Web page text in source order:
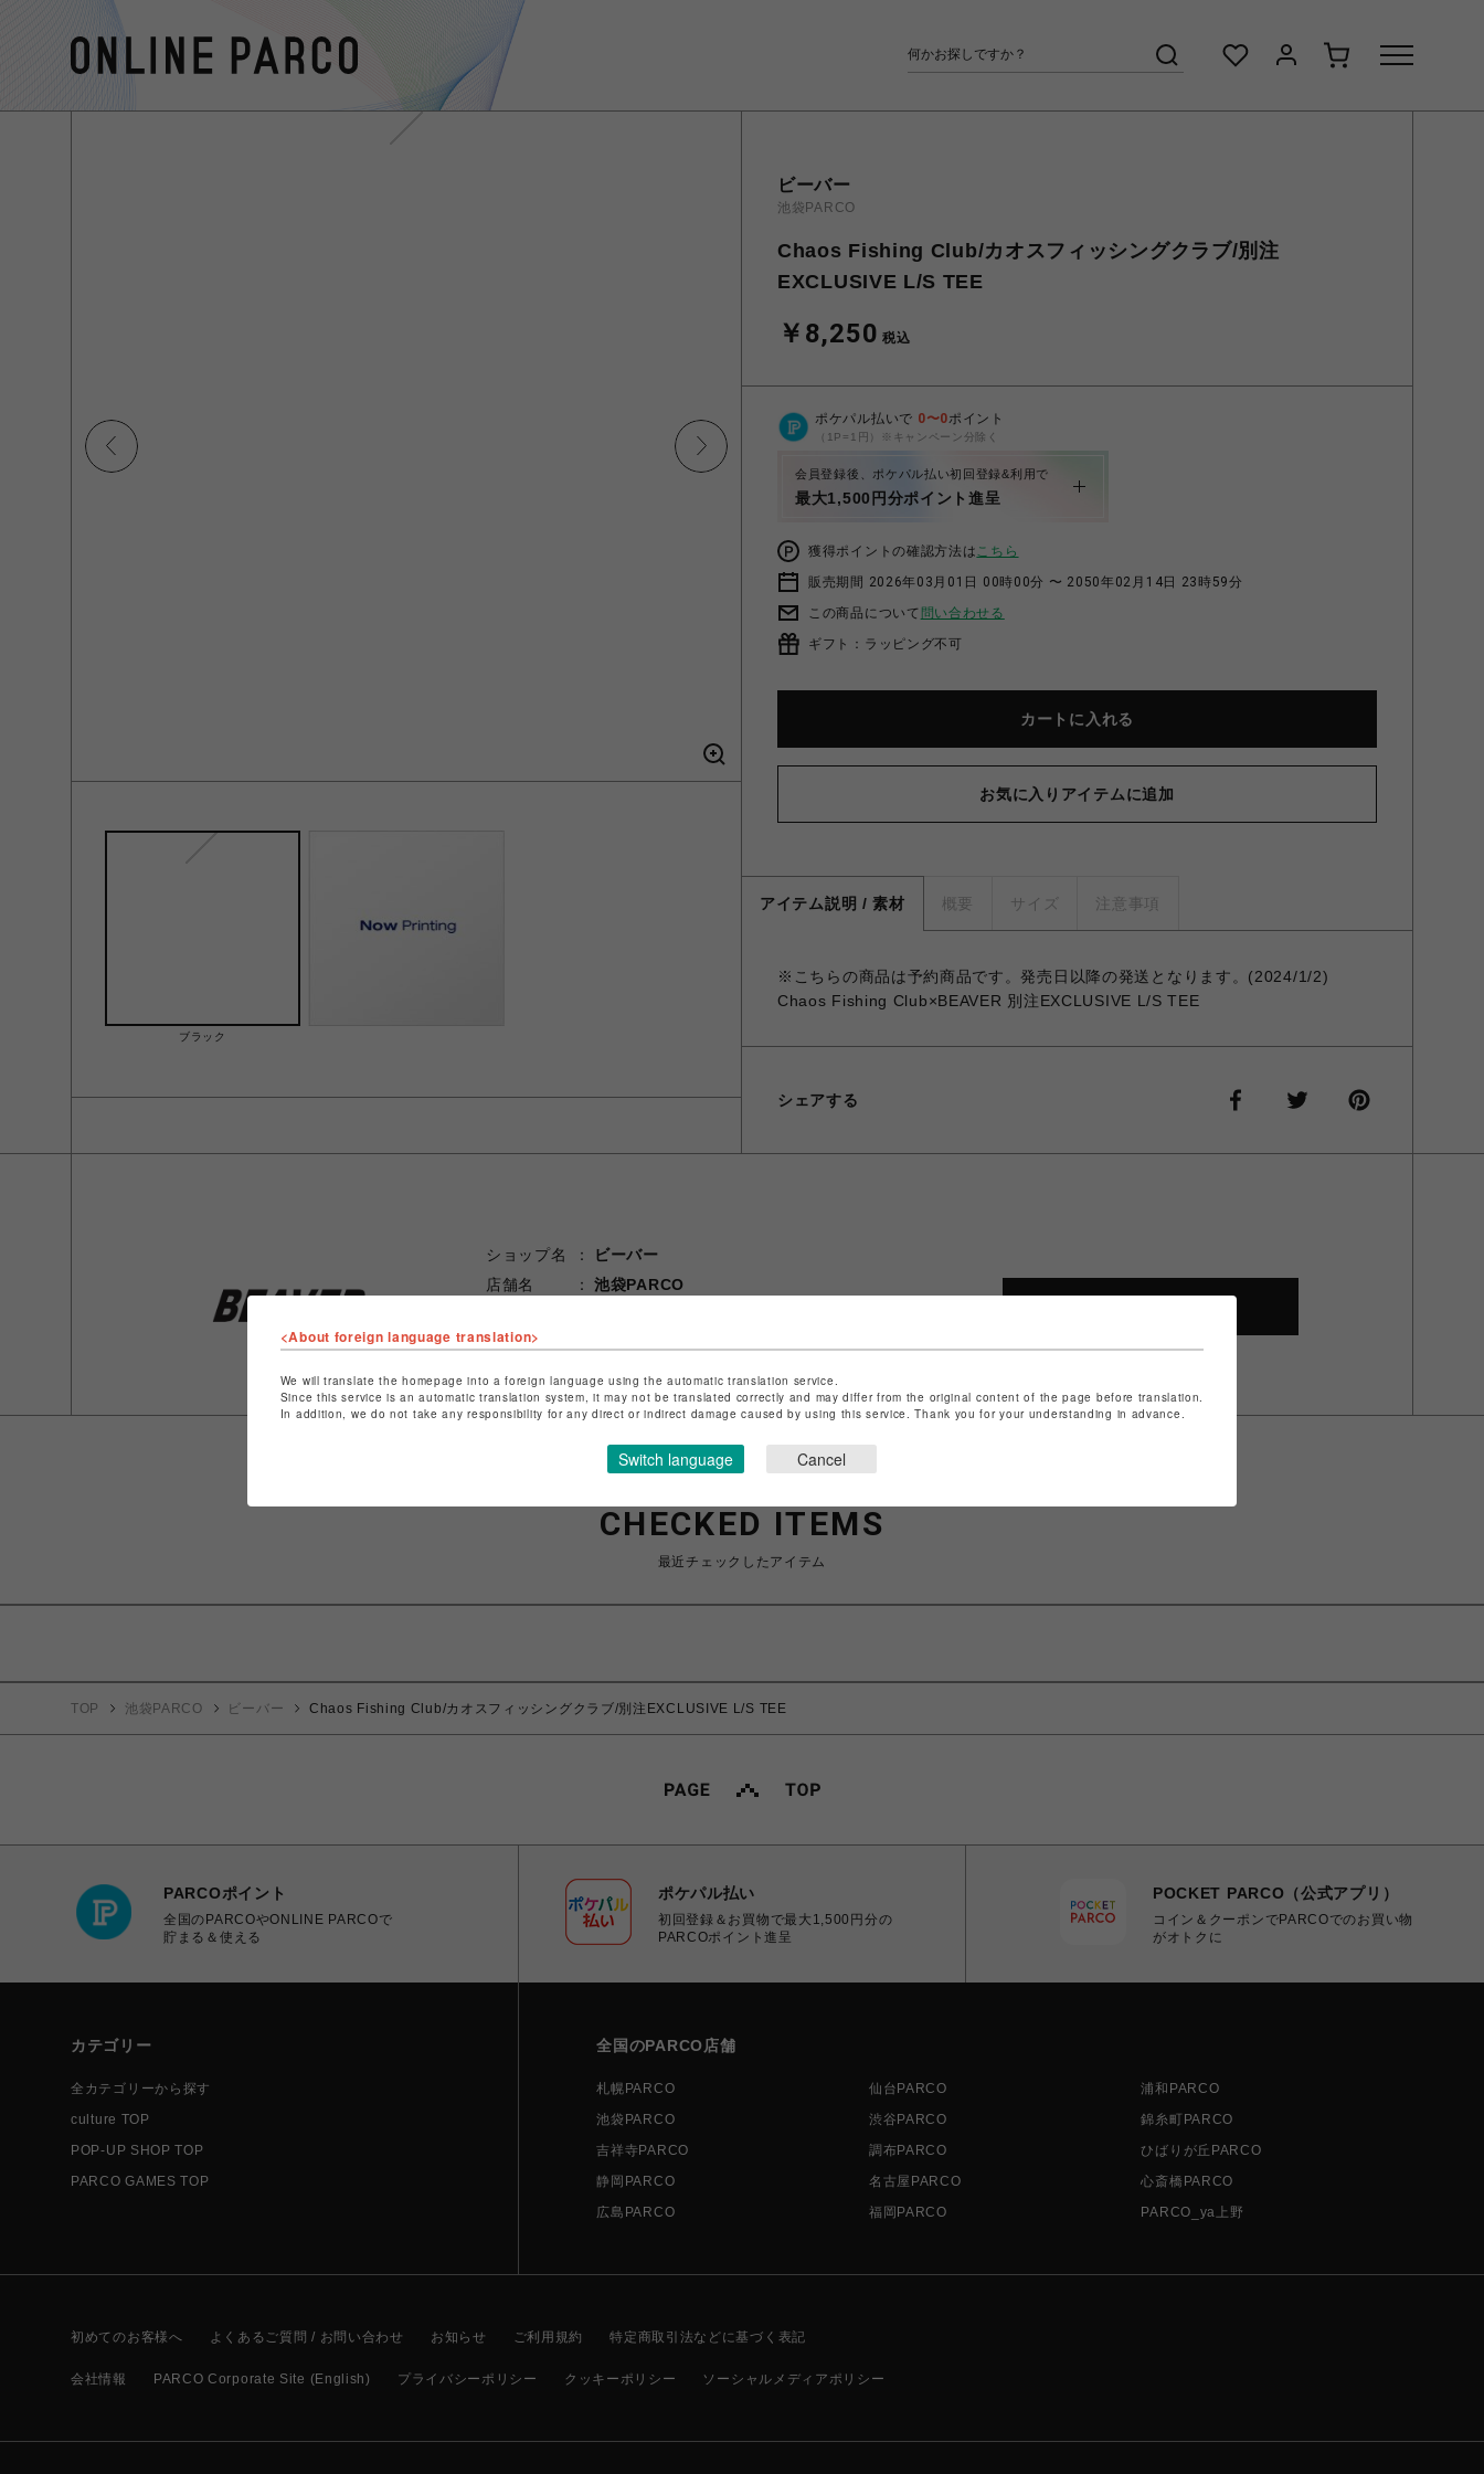
ブラック
ビーバー
池袋PARCO
Chaos Fishing Club/カオスフィッシングクラブ/別注
EXCLUSIVE L/S TEE
￥8,250 税込
ポケパル払いで 0〜0ポイント
（1P=1円）※キャンペーン分除く
会員登録後、ポケパル払い初回登録&利用で
最大1,500円分ポイント進呈
獲得ポイントの確認方法はこちら
販売期間 2026年03月01日 00時00分 〜 2050年02月14日 23時59分
この商品について 問い合わせる
ギフト：ラッピング不可
カートに入れる
お気に入りアイテムに追加
アイテム説明 / 素材 概要 サイズ 注意事項
※こちらの商品は予約商品です。発売日以降の発送となります。(2024/1/2)
Chaos Fishing Club×BEAVER 別注EXCLUSIVE L/S TEE
シェアする
ショップ名
ビーバー
店舗名
池袋PARCO
特定商取引法など法令に基づく表記は
CHECKED ITEMS
最近チェックしたアイテム
TOP 池袋PARCO ビーバー Chaos Fishing Club/カオスフィッシングクラブ/別注EXCLUSIVE L/S TEE
PARCOポイント
全国のPARCOやONLINE PARCOで
貯まる＆使える
ポケパル払い
初回登録＆お買物で最大1,500円分の
PARCOポイント進呈
POCKET PARCO（公式アプリ）
コイン＆クーポンでPARCOでのお買い物
がオトクに
カテゴリー
全カテゴリーから探す
culture TOP
POP-UP SHOP TOP
PARCO GAMES TOP
全国のPARCO店舗
札幌PARCO 仙台PARCO
浦和PARCO
池袋PARCO
渋谷PARCO
錦糸町PARCO
吉祥寺PARCO
調布PARCO
ひばりが丘PARCO
静岡PARCO
名古屋PARCO
心斎橋PARCO
広島PARCO
福岡PARCO PARCO_ya上野
初めてのお客様へ よくあるご質問 / お問い合わせ お知らせ ご利用規約 特定商取引法などに基づく表記
会社情報 PARCO Corporate Site (English) プライバシーポリシー クッキーポリシー ソーシャルメディアポリシー
<About foreign language translation>
We will translate the homepage into a foreign language using the automatic translation service.
Since this service is an automatic translation system, it may not be translated correctly and may differ from the original content of the page before translation.
In addition, we do not take any responsibility for any direct or indirect damage caused by using this service. Thank you for your understanding in advance.
Switch language Cancel